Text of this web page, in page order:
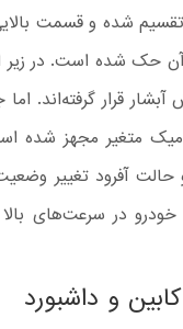
شده و قسمت
حک شده است. در زیر
آبشار قرار
متغیر مجهز شده
حالت آفرود تغییر
خودرو در
و داشبورد